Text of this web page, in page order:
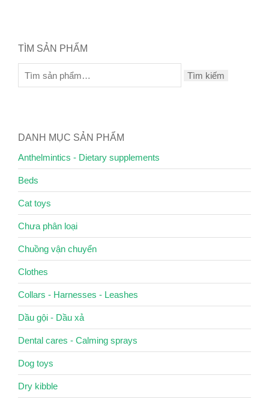
TÌM SẢN PHẨM
Tìm kiếm
DANH MỤC SẢN PHẨM
Anthelmintics - Dietary supplements
Beds
Cat toys
Chưa phân loại
Chuồng vận chuyển
Clothes
Collars - Harnesses - Leashes
Dầu gội - Dầu xả
Dental cares - Calming sprays
Dog toys
Dry kibble